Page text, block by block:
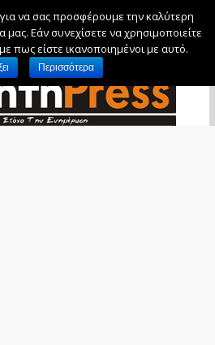
Αυγούστου, 2026
να σας προσφέρουμε την καλύτερη
μας. Εάν συνεχίσετε να χρησιμοποιείτε
πως είστε ικανοποιημένοι με αυτό.
Περισσότερα